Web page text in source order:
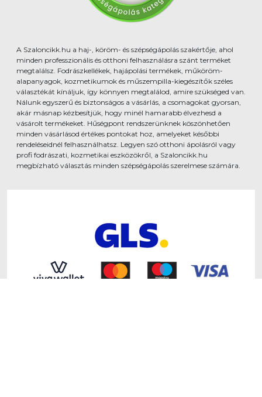
A Szaloncikk.hu a haj-, köröm- és szépségápolás szakértője, ahol
minden professzionális és otthoni felhasználásra szánt terméket
megtalálsz. Fodrászkellékek, hajápolási termékek, műköröm-
alapanyagok, kozmetikumok és műszempilla-kiegészítők széles
választékát kínáljuk, így könnyen megtalálod, amire szükséged van.
Nálunk egyszerű és biztonságos a vásárlás, a csomagokat gyorsan,
akár másnap kézbesítjük, hogy minél hamarabb élvezhesd a
vásárolt termékeket. Hűségpont rendszerünknek köszönhetően
minden vásárlásod értékes pontokat hoz, amelyeket későbbi
rendeléseidnél felhasználhatsz. Legyen szó otthoni ápolásról vagy
profi fodrászati, kozmetikai eszközökről, a Szaloncikk.hu
megbízható választás minden szépségápolás szerelmese számára.